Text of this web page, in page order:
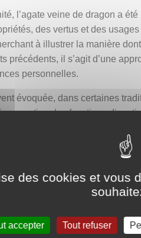
l’agate veine de dragon a
des vertus et des
à illustrer la manière
précédents, il s’agit d’une
personnelles.
évoquée, dans certaines
soutien des fonctions
cette pierre est
comme pouvant
être utile d’explorer
dans un contexte plus
Vertus
des cookies et vous
accepter Tout refuser